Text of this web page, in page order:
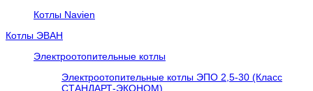
Котлы Navien
Котлы ЭВАН
Электроотопительные котлы
Электроотопительные котлы ЭПО 2,5-30 (Класс
СТАНДАРТ-ЭКОНОМ)